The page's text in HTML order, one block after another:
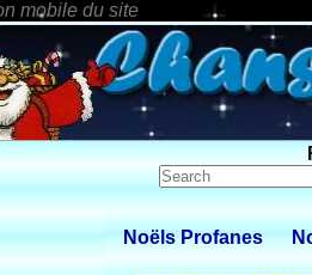
Noëls Profanes